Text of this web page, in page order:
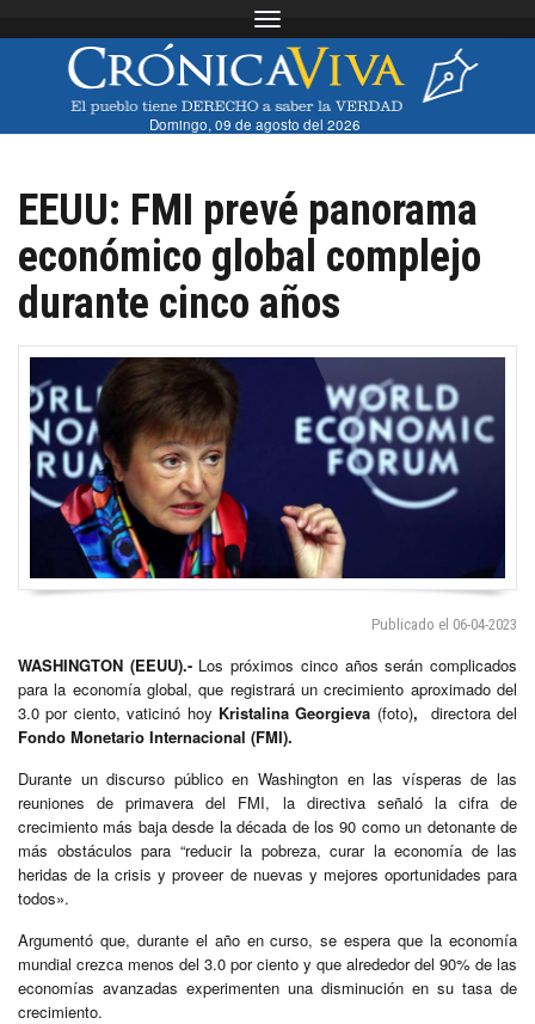
Toggle navigation
Domingo, 09 de agosto del 2026
EEUU: FMI prevé panorama
económico global complejo
durante cinco años
Publicado el 06-04-2023
WASHINGTON (EEUU).-Los próximos cinco años serán complicados
para la economía global, que registrará un crecimiento aproximado del
3.0 por ciento, vaticinó hoy Kristalina Georgieva (foto),
directora del
Fondo Monetario Internacional (FMI).
Durante un discurso público en Washington en las vísperas de las
reuniones de primavera del FMI, la directiva señaló la cifra de
crecimiento más baja desde la década de los 90 como un detonante de
más obstáculos para “reducir la pobreza, curar la economía de las
heridas de la crisis y proveer de nuevas y mejores oportunidades para
todos».
Argumentó que, durante el año en curso, se espera que la economía
mundial crezca menos del 3.0 por ciento y que alrededor del 90% de las
economías avanzadas experimenten una disminución en su tasa de
crecimiento.